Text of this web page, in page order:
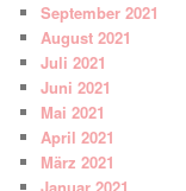
September 2021
August 2021
Juli 2021
Juni 2021
Mai 2021
April 2021
März 2021